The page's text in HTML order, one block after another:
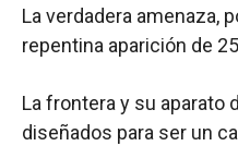
La verdadera amenaza,
repentina aparición de
La frontera y su aparato
diseñados para ser un